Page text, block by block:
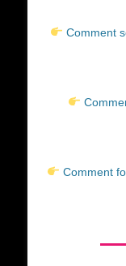
Comment
Comment